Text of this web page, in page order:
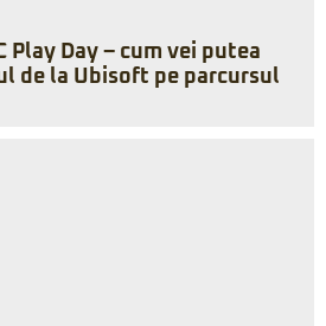
Play Day – cum vei putea
de la Ubisoft pe parcursul